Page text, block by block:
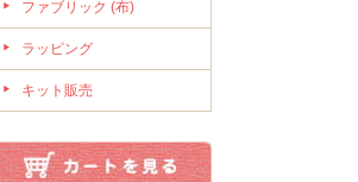
ファブリック (布)
ラッピング
キット販売